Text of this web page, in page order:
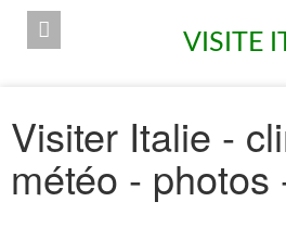
VISITE
Visiter Italie -
météo - photos